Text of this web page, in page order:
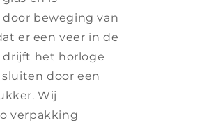
beweging van
er een veer in de
het horloge
door een
Wij
verpakking